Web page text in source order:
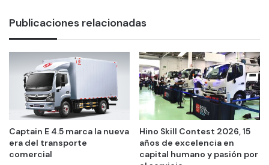
Publicaciones relacionadas
Captain E 4.5 marca la nueva
era del transporte
comercial
Hino Skill Contest 2026, 15
años de excelencia en
capital humano y pasión por